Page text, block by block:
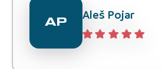
AP Aleš Pojar